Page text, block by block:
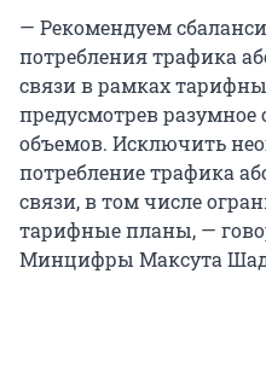
— Рекомендуем
потребления трафика
связи в рамках
предусмотрев
объемов. Исключить
потребление трафика
связи, в том числе
тарифные планы, —
Минцифры Максута